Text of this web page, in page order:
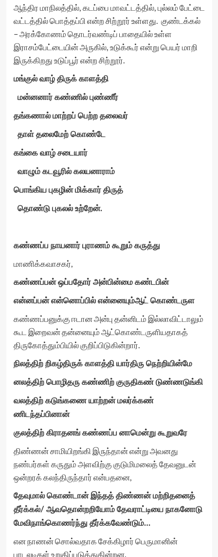
ஆந்திர மாநிலத்தில், கடப்பை மாவட்டத்தில், புல்லம் பேட்டை
வட்டத்தில் பொத்தப்பி என்ற சிற்றூர் உள்ளது. குண்டக்கல்
– அரக்கோணம் தொடர்வண்டிப் பாதையில் உள்ள
இராசம்பேட்டையின் அருகில், உடுக்கூர் என்று பெயர் மாறி
இருக்கிறது உடுப்பூர் என்ற சிற்றூர்.
மங்குல் வாழ் திருக் காளத்தி
மன்னனார் கண்ணில் புண்ணீர்
தங்கணால் மாற்றப் பெற்ற தலைவர்
தாள் தலைமேற் கொண்டே
கங்கை வாழ் சடையார்
வாழும் கடவூரில் கலயனாராம்
பொங்கிய புகழின் மிக்கார் திருத்
தொண்டு புகலல் உற்றேன்.
கண்ணப்ப நாயனார் புராணம் கூறும் கருத்து
மாணிக்கவாசகர்,
கண்ணப்பன் ஒப்பதோர் அன்பின்மை கண்டபின்
என்னப்பன் என்னொப்பில் என்னையும்ஆட் கொண்டருள
கண்ணப்பனுக்கு ஈடான அன்பு தன்னிடம் இல்லாவிட்டாலும்
கூட இறைவன் தன்னையும் ஆட்கொண்டருளியதாகத்
திருகோத்தும்பியில் குறிப்பிடுகின்றார்.
நிலத்திற் றிகழ்திருக் காளத்தி யார்திரு நெற்றியின்மே
னலத்திற் பொழிதரு கண்ணிற் குருதிகண் டுண்ணடுங்கி
வலத்திற் கடுங்கணை யாற்றன் மலர்க்கண்
ணிடந்தப்பினான்
குலத்திற் கிராதனங் கண்ணப்ப னாமென்று கூறுவரே
திண்ணன் சாமியிறங்கி இருந்தான் என்று அவனது
நண்பர்கள் கருதும் அளவிற்கு குடுமிமலைத் தேவனுடன்
ஒன்றரக் கலந்திருந்தார் என்பதனை,
தேவுமால் கொண்டான் இந்தத் திண்ணன் மற்றிதனைத்
தீர்க்கல்/ ஆவதொன்றறியோம் தேவராட்டியை நாகனோடு
மேவிநாங்கொணர்ந்து தீர்க்கவேண்டும்…
என நாணன் சொல்வதாக சேக்கிழார் பெருமானின்
பாடலடிகள் உறுதிப்படுத்துகின்றன.